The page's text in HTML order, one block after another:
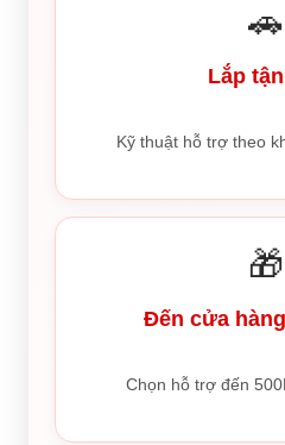
🚗
Lắp
Kỹ thuật hỗ trợ theo
🎁
Đến cửa
Chọn hỗ trợ đến